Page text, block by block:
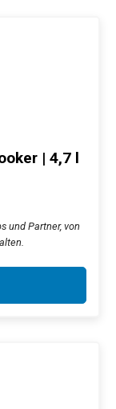
| 4,7 l
und Partner, von